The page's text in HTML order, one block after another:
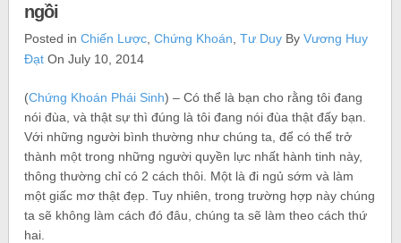
ngồi
Posted inChiến Lược ,Chứng Khoán ,Tư Duy ByVương Huy
Đạt On July 10, 2014
(Chứng Khoán Phái Sinh) – Có thể là bạn cho rằng tôi đang
nói đùa, và thật sự thì đúng là tôi đang nói đùa thật đấy bạn.
Với những người bình thường như chúng ta, để có thể trở
thành một trong những người quyền lực nhất hành tinh này,
thông thường chỉ có 2 cách thôi. Một là đi ngủ sớm và làm
một giấc mơ thật đẹp. Tuy nhiên, trong trường hợp này chúng
ta sẽ không làm cách đó đâu, chúng ta sẽ làm theo cách thứ
hai.